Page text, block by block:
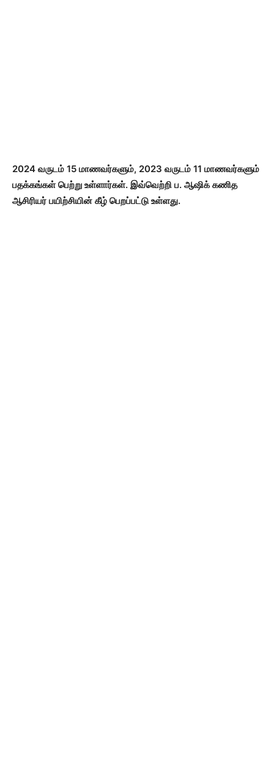
2024 வருடம் 15 மாணவர்களும், 2023 வருடம் 11 மாணவர்களும்
பதக்கங்கள் பெற்று உள்ளார்கள். இவ்வெற்றி ப. ஆஷிக் கணித
ஆசிரியர் பயிற்சியின் கீழ் பெறப்பட்டு உள்ளது.